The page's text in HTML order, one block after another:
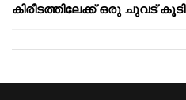
കിരീടത്തിലേക്ക് ഒരു ചുവട് കൂടി